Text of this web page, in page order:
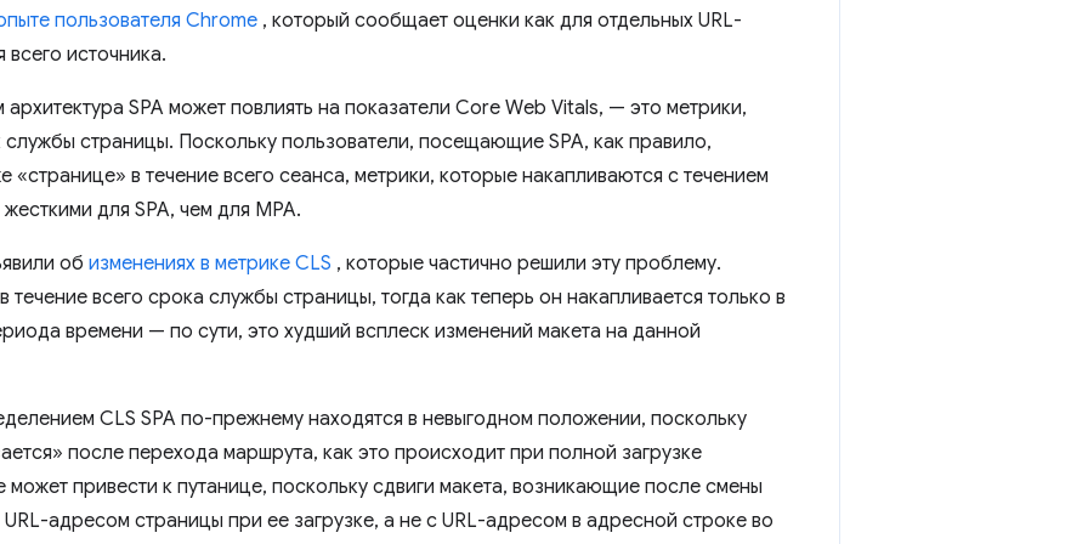
пользователя Chrome , который сообщает оценки как для отдельных URL-
источника.
SPA может повлиять на показатели Core Web Vitals, — это метрики,
страницы. Поскольку пользователи, посещающие SPA, как правило,
«странице» в течение всего сеанса, метрики, которые накапливаются с течением
для SPA, чем для MPA.
об изменениях в метрике CLS , которые частично решили эту проблему.
течение всего срока службы страницы, тогда как теперь он накапливается только в
времени — по сути, это худший всплеск изменений макета на данной
CLS SPA по-прежнему находятся в невыгодном положении, поскольку
после перехода маршрута, как это происходит при полной загрузке
может привести к путанице, поскольку сдвиги макета, возникающие после смены
адресом страницы при ее загрузке, а не с URL-адресом в адресной строке во